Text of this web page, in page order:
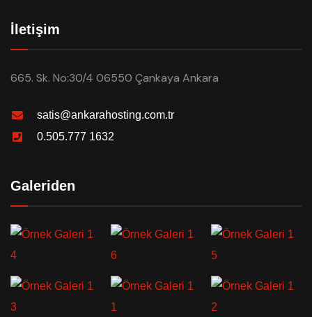
İletişim
665. Sk. No:30/4 06550 Çankaya Ankara
satis@ankarahosting.com.tr
0.505.777 1632
Galeriden